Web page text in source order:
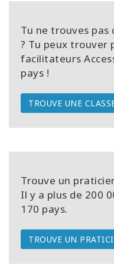
Tu ne trouves pas
? Tu peux trouver
facilitateurs
pays !
TROUVE UNE
Trouve un
Il y a plus de 200
170 pays.
TROUVE UN